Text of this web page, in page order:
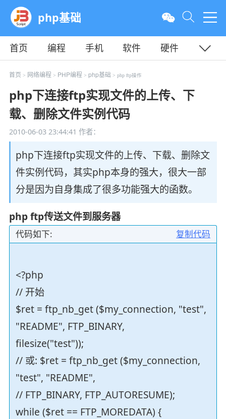
php基础
首页 编程 手机 软件
硬件
教程
平面 服务器
首页 > 网络编程 > PHP编程 > php基础 > php ftp操作
php下连接ftp实现文件的上传、下
载、删除文件实例代码
2010-06-03 23:44:41 作者：
php下连接ftp实现文件的上传、下载、删除文
件实例代码，其实php本身的强大，很大一部
分是因为自身集成了很多功能强大的函数。
php ftp传送文件到服务器
复制代码
代码如下:
<?php
// 开始
$ret = ftp_nb_get ($my_connection, "test",
"README", FTP_BINARY,
filesize("test"));
// 或: $ret = ftp_nb_get ($my_connection,
"test", "README",
// FTP_BINARY, FTP_AUTORESUME);
while ($ret == FTP_MOREDATA) {